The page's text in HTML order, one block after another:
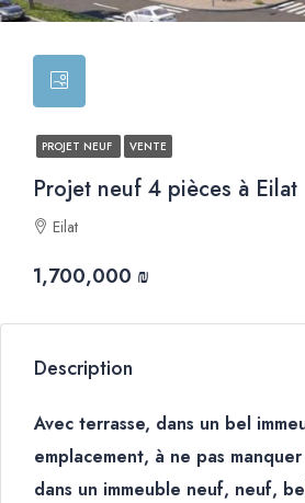
PROJET NEUF VENTE
Projet neuf 4 pièces à Eilat
Eilat
1,700,000 ₪
Description
Avec terrasse, dans un bel
emplacement, à ne pas
dans un immeuble neuf, neuf,